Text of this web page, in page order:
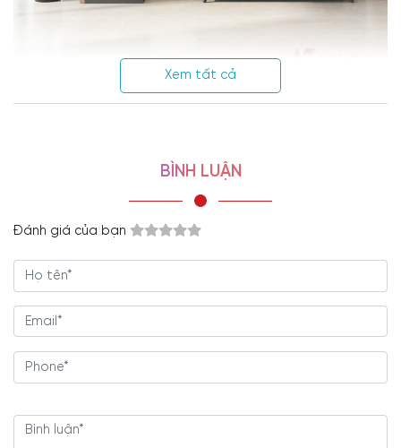
Xem tất cả
BÌNH LUẬN
Đánh giá của bạn